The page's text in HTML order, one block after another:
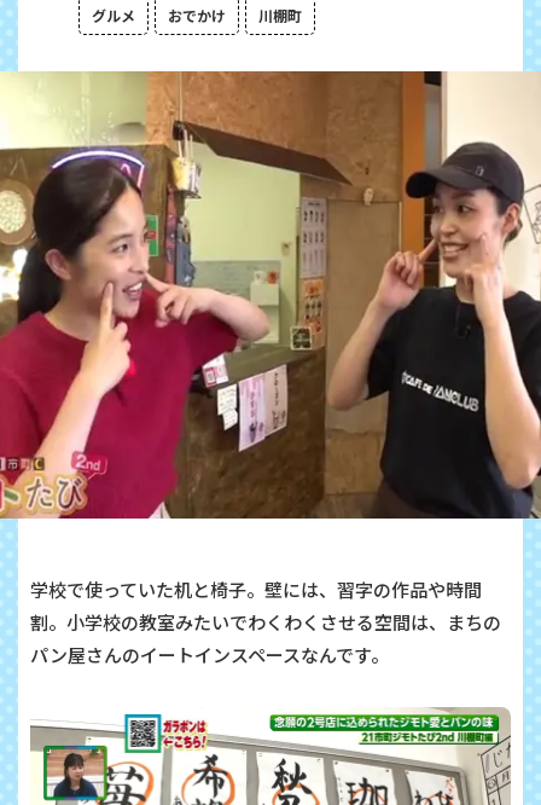
グルメ おでかけ 川棚町
学校で使っていた机と椅子。壁には、習字の作品や時間
割。小学校の教室みたいでわくわくさせる空間は、まちの
パン屋さんのイートインスペースなんです。